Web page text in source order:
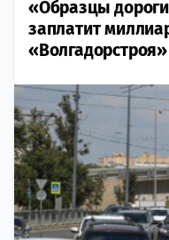
«Образцы
заплатит
«Волгадорстроя»